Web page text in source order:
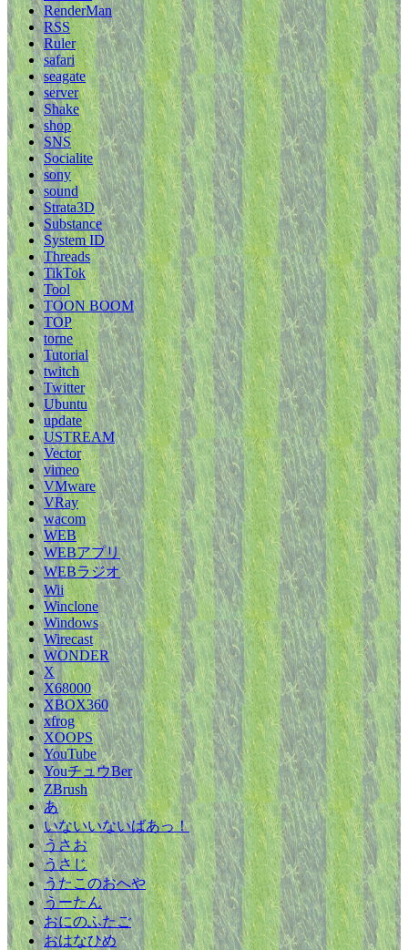
RenderMan
RSS
Ruler
safari
seagate
server
Shake
shop
SNS
Socialite
sony
sound
Strata3D
Substance
System ID
Threads
TikTok
Tool
TOON BOOM
TOP
torne
Tutorial
twitch
Twitter
Ubuntu
update
USTREAM
Vector
vimeo
VMware
VRay
wacom
WEB
WEBアプリ
WEBラジオ
Wii
Winclone
Windows
Wirecast
WONDER
X
X68000
XBOX360
xfrog
XOOPS
YouTube
YouチュウBer
ZBrush
あ
いないいないばあっ！
うさお
うさじ
うたこのおへや
うーたん
おにのふたご
おはなひめ